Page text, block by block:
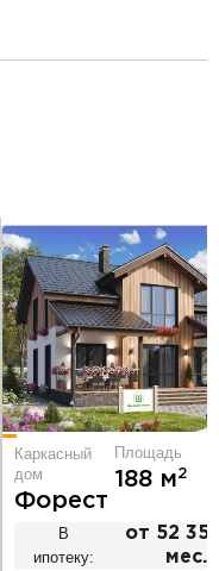
Каркасный
дом
Форест
Площадь
188 м2
В
ипотеку:
от 52
мес.